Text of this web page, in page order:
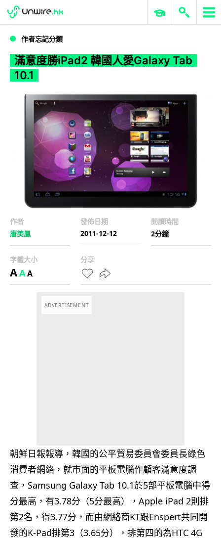
滿意度勝iPad2 韓國人愛Galaxy Tab 10.1
WWDC 2026 ERP 與商業 AI
作者忘記分類
滿意度勝iPad2 韓國人愛Galaxy Tab
10.1
作者
唐美鳳
發佈日期
2011-12-12
閱讀時間
2分鐘
字體大小
AAA
分享
ADVERTISEMENT
朝鮮日報報導，韓國的公平貿易委員會委員長綠色
消費者網絡，就市面的平板電腦作顧客滿意度調
查，Samsung Galaxy Tab 10.1於5部平板電腦中得
分最高，有3.78分（5分最高），Apple iPad 2則排
第2名，得3.77分，而由網絡商KT跟Enspert共同開
發的K-Pad排第3（3.65分），排第四的為HTC 4G